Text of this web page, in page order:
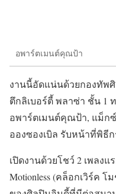
อพาร์ตเมนต์คุณป้า
งานนี้อัดแน่นด้วยกองทัพ
ตึกลิเบอร์ตี้ พลาซ่า ชั้น 1
อพาร์ตเมนต์คุณป้า, แม็กซ์
อองซองเบิล รับหน้าที่พิธี
เปิดงานด้วยโชว์ 2 เพลงแ
Motionless (คล็อกเวิร์ค